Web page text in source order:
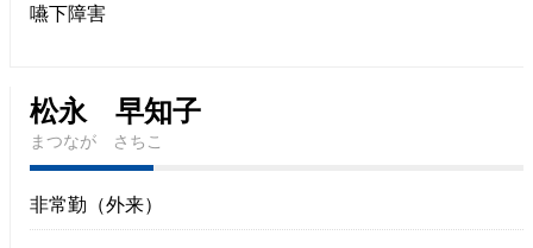
嚥下障害
松永 早知子
まつなが さちこ
非常勤（外来）